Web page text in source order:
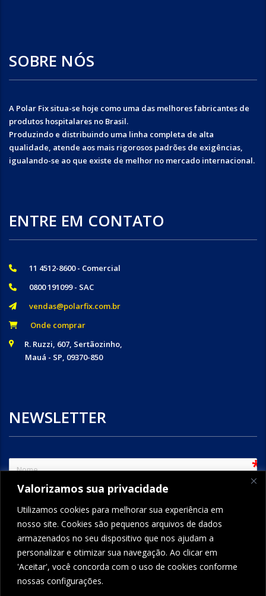
Valorizamos sua privacidade
Utilizamos cookies para melhorar sua experiência em
nosso site. Cookies são pequenos arquivos de dados
armazenados no seu dispositivo que nos ajudam a
personalizar e otimizar sua navegação. Ao clicar em
'Aceitar', você concorda com o uso de cookies conforme
nossas configurações.
SOBRE NÓS
A Polar Fix situa-se hoje como uma das melhores fabricantes de
produtos hospitalares no Brasil.
Produzindo e distribuindo uma linha completa de alta
qualidade, atende aos mais rigorosos padrões de exigências,
igualando-se ao que existe de melhor no mercado internacional.
ENTRE EM CONTATO
11 4512-8600 - Comercial
0800 191099 - SAC
vendas@polarfix.com.br
Onde comprar
R. Ruzzi, 607, Sertãozinho,
Mauá - SP, 09370-850
NEWSLETTER
FORMCRAFT - WORDPRESS FORM BUILDER